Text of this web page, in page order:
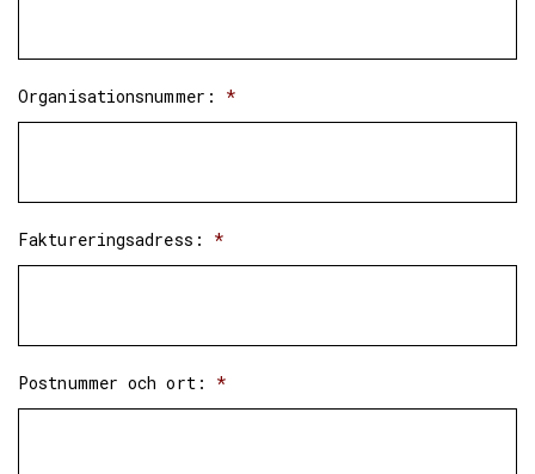
Organisationsnummer: *
Faktureringsadress: *
Postnummer och ort: *